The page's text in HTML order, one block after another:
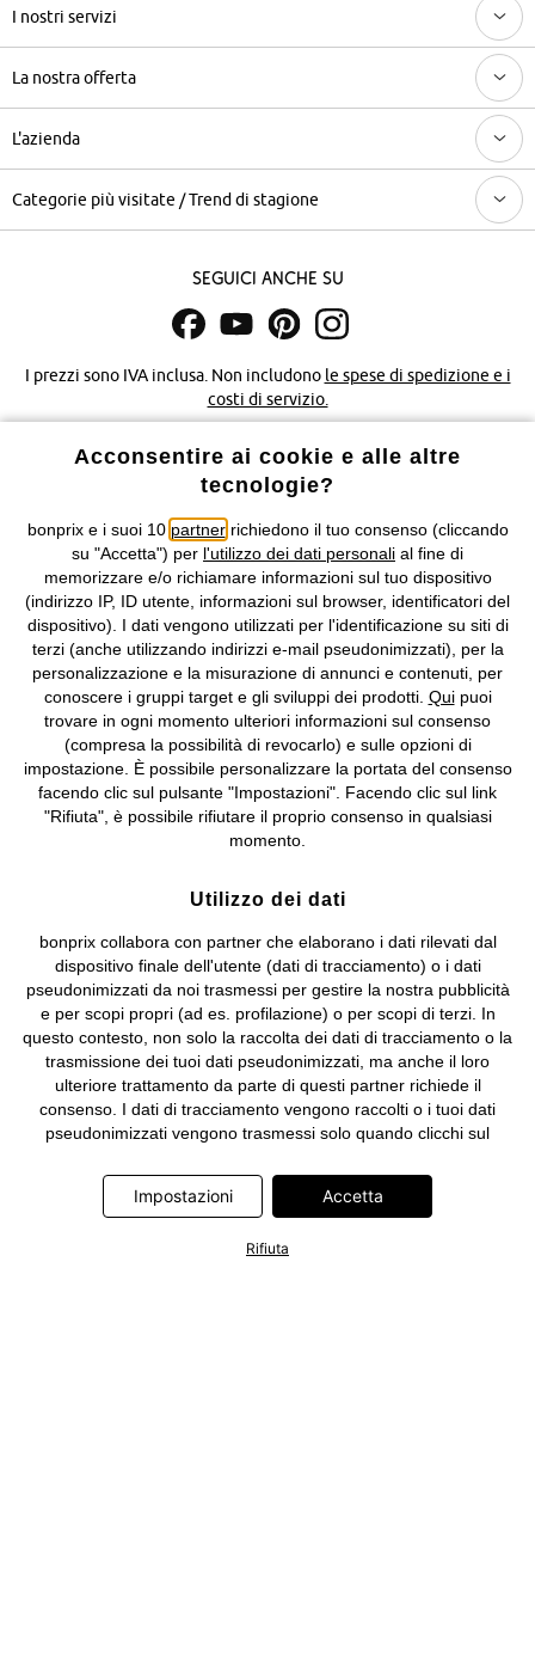
I nostri servizi
La nostra offerta
L'azienda
Categorie più visitate / Trend di stagione
Seguici anche su
I prezzi sono IVA inclusa. Non includono le spese di spedizione e i
costi di servizio.
Condizioni di vendita Accessibilità
Informazioni legali Diritto di recesso
2026 bonprix.
Tutti i diritti riservati.
bonprix S.r.l. con socio unico, sede legale: via Adua 33 - 13855
Valdengo (BI) C.F. 01510910027 - P.I. 01939830020, Reg. Imprese di
IT09060P00000858, N. Reg. AEE: IT08020000002105 Capitale
Sociale: euro 1.000.000 i.v, Società soggetta all'attività di direzione
e coordinamento di bonprix Beteiligungs -Verwaltungsgesellschaft
Acconsentire ai cookie e alle altre
tecnologie?
bonprix e i suoi 10 partnerrichiedono il tuo consenso (cliccando
su "Accetta") per l'utilizzo dei dati personali al fine di
memorizzare e/o richiamare informazioni sul tuo dispositivo
(indirizzo IP, ID utente, informazioni sul browser, identificatori del
dispositivo). I dati vengono utilizzati per l'identificazione su siti di
terzi (anche utilizzando indirizzi e-mail pseudonimizzati), per la
personalizzazione e la misurazione di annunci e contenuti, per
conoscere i gruppi target e gli sviluppi dei prodotti. Quipuoi
trovare in ogni momento ulteriori informazioni sul consenso
(compresa la possibilità di revocarlo) e sulle opzioni di
impostazione. È possibile personalizzare la portata del consenso
facendo clic sul pulsante "Impostazioni". Facendo clic sul link
"Rifiuta", è possibile rifiutare il proprio consenso in qualsiasi
momento.
Utilizzo dei dati
bonprix collabora con partner che elaborano i dati rilevati dal
dispositivo finale dell'utente (dati di tracciamento) o i dati
pseudonimizzati da noi trasmessi per gestire la nostra pubblicità
e per scopi propri (ad es. profilazione) o per scopi di terzi. In
questo contesto, non solo la raccolta dei dati di tracciamento o la
trasmissione dei tuoi dati pseudonimizzati, ma anche il loro
ulteriore trattamento da parte di questi partner richiede il
consenso. I dati di tracciamento vengono raccolti o i tuoi dati
pseudonimizzati vengono trasmessi solo quando clicchi sul
seguenti società: Adjust GmbH, Criteo SA, Google Ireland
Limited, Hurra Communications GmbH, ID5 Technology Ltd,
Limited, Pinterest Europe Limited, RTB-House GmbH, TikTok
Impostazioni Accetta
Rifiuta